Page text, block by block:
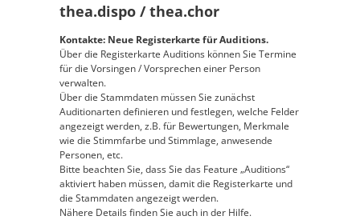
thea.dispo / thea.chor
Kontakte: Neue Registerkarte für Auditions.
Über die Registerkarte Auditions können Sie Termine
für die Vorsingen / Vorsprechen einer Person
verwalten.
Über die Stammdaten müssen Sie zunächst
Auditionarten definieren und festlegen, welche Felder
angezeigt werden, z.B. für Bewertungen, Merkmale
wie die Stimmfarbe und Stimmlage, anwesende
Personen, etc.
Bitte beachten Sie, dass Sie das Feature „Auditions“
aktiviert haben müssen, damit die Registerkarte und
die Stammdaten angezeigt werden.
Nähere Details finden Sie auch in der Hilfe.